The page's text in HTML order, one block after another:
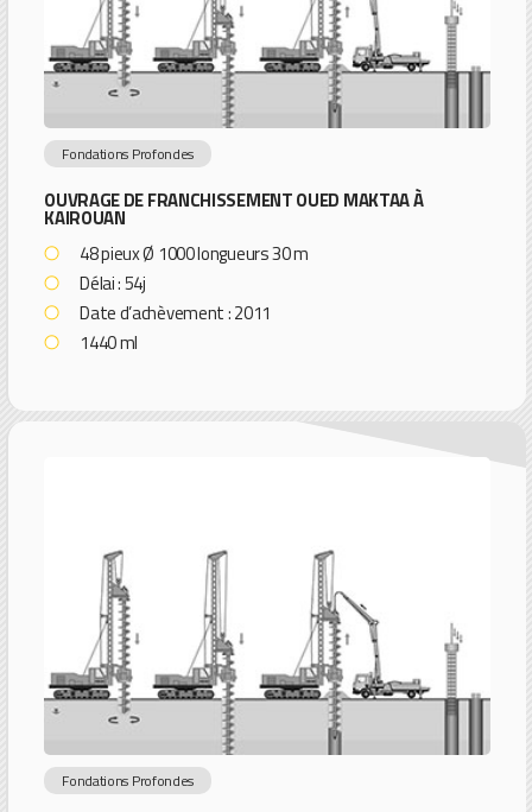
Fondations Profondes
OUVRAGE DE FRANCHISSEMENT OUED MAKTAA À
KAIROUAN
48 pieux Ø 1000 longueurs 30 m
Délai : 54j
Date d’achèvement : 2011
1440 ml
Fondations Profondes